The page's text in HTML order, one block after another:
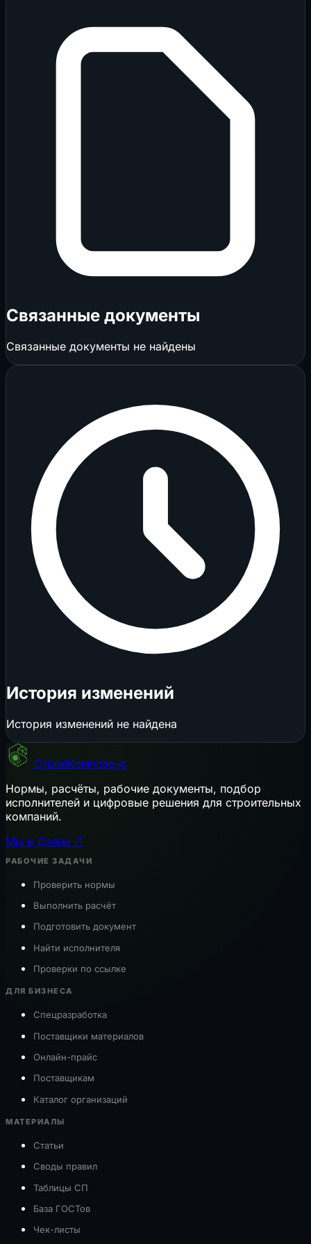
Связанные документы
Связанные документы не найдены
История изменений
История изменений не найдена
СтройКомплаенс
Нормы, расчёты, рабочие документы, подбор
исполнителей и цифровые решения для строительных
компаний.
Мы в Дзене ↗
РАБОЧИЕ ЗАДАЧИ
Проверить нормы
Выполнить расчёт
Подготовить документ
Найти исполнителя
Проверки по ссылке
ДЛЯ БИЗНЕСА
Спецразработка
Поставщики материалов
Онлайн-прайс
Поставщикам
Каталог организаций
МАТЕРИАЛЫ
Статьи
Своды правил
Таблицы СП
База ГОСТов
Чек-листы